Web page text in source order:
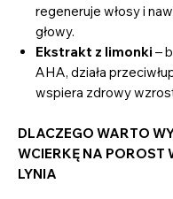
regeneruje włosy i
głowy.
Ekstrakt z limonki –
AHA, działa
wspiera zdrowy
DLACZEGO WARTO
WCIERKĘ NA POROST
LYNIA